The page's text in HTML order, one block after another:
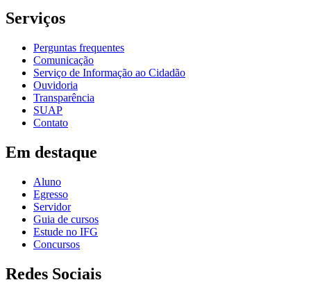
Serviços
Perguntas frequentes
Comunicação
Serviço de Informação ao Cidadão
Ouvidoria
Transparência
SUAP
Contato
Em destaque
Aluno
Egresso
Servidor
Guia de cursos
Estude no IFG
Concursos
Redes Sociais